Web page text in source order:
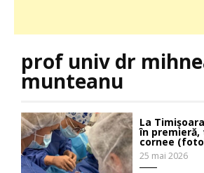
prof univ dr
munteanu
La
în
cornee
25 mai 2026